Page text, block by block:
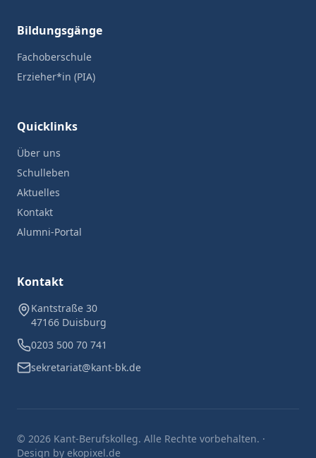
Bildungsgänge
Fachoberschule
Erzieher*in (PIA)
Quicklinks
Über uns
Schulleben
Aktuelles
Kontakt
Alumni-Portal
Kontakt
Kantstraße 30
47166 Duisburg
0203 500 70 741
sekretariat@kant-bk.de
© 2026 Kant-Berufskolleg. Alle Rechte vorbehalten. ·
Design by ekopixel.de